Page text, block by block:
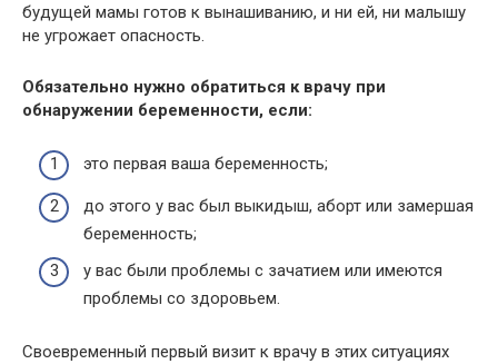
будущей мамы готов к вынашиванию, и ни ей, ни малышу
не угрожает опасность.
Обязательно нужно обратиться к врачу при
обнаружении беременности, если:
это первая ваша беременность;
до этого у вас был выкидыш, аборт или замершая
беременность;
у вас были проблемы с зачатием или имеются
проблемы со здоровьем.
Своевременный первый визит к врачу в этих ситуациях